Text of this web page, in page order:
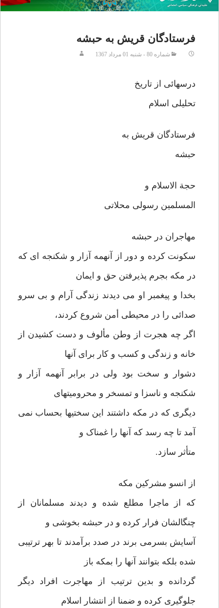
فرستادگان قریش به حبشه
شماره 80 - شنبه 01 مرداد 1367
درسهائی از تاریخ
تحلیلی اسلام
فرستادگان قریش به
حبشه
حجة الاسلام و
المسلمین رسولی محلاتی
مهاجران در حبشه
سکونت کرده و دور از آنهمه آزار و شکنجه ای که
در مکه بجرم پذیرفتن حق و ایمان
بخدا و پیغمبر او می دیدند زندگی آرام و بی سرو
صدائی را در محیطی أمن شروع کردند،
اگر چه هجرت از وطن مألوف و دست کشیدن از
خانه و زندگی و کسب و کار برای آنها
دشوار و سخت بود ولی در برابر آنهمه آزار و
شکنجه و ناسزا و تمسخر و محرومیتهای
دیگری که در مکه داشتند این سختیها بحساب نمی
آمد تا چه رسد که آنها را غمناک و
متأثر سازد.
از انسو مشرکین مکه
که از ماجرا مطلع شده و دیدند مسلمانان از
چنگالشان فرار کرده و در حبشه بخوشی و
آسایش بسرمی برند در صدد برآمدند تا بهر ترتیبی
شده بلکه بتوانند آنها را بمکه باز
گردانده و بدین ترتیب از مهاجرت افراد دیگر
جلوگیری کرده و ضمنا از انتشار اسلام